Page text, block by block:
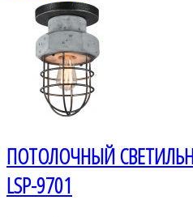
ПОТОЛОЧНЫЙ
LSP-9701